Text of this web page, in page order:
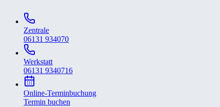
Zentrale
06131 934070
Werkstatt
06131 9340716
Online-Terminbuchung
Termin buchen